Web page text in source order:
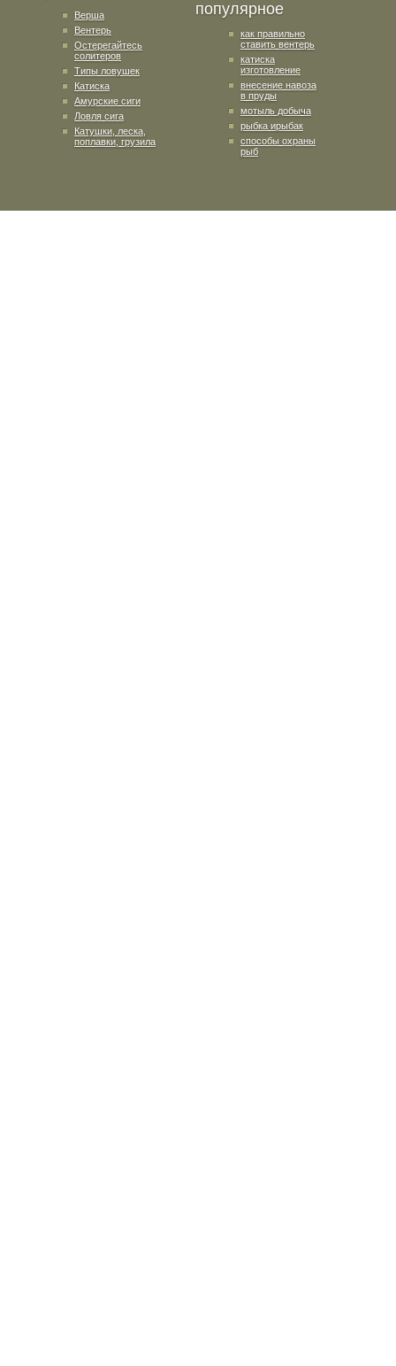
Верша
Вентерь
Остерегайтесь
солитеров
Типы ловушек
Катиска
Амурские сиги
Ловля сига
Катушки, леска,
поплавки, грузила
популярное
как правильно
ставить вентерь
катиска
изготовление
внесение навоза
в пруды
мотыль добыча
рыбка ирыбак
способы охраны
рыб